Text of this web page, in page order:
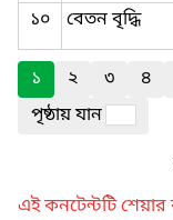
১০
বেতন বৃদ্ধি
১ ২ ৩ ৪
পৃষ্ঠায় যান
এই কনটেন্টটি